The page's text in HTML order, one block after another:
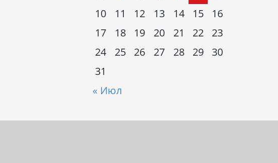
« Июл
10
11 12 13 14 15
16
17
18 19 20 21 22
23
24
25 26 27 28 29
30
31